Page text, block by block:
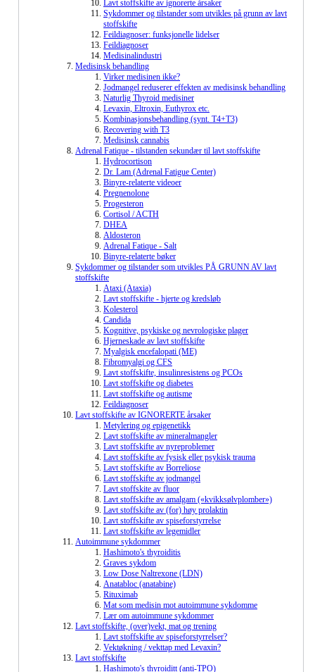
Lavt stoffskifte av ignorerte årsaker
Sykdommer og tilstander som utvikles på grunn av lavt
stoffskifte
Feildiagnoser: funksjonelle lidelser
Feildiagnoser
Medisinalindustri
Medisinsk behandling
Virker medisinen ikke?
Jodmangel reduserer effekten av medisinsk behandling
Naturlig Thyroid medisiner
Levaxin, Eltroxin, Euthyrox etc.
Kombinasjonsbehandling (synt. T4+T3)
Recovering with T3
Medisinsk cannabis
Adrenal Fatique - tilstanden sekundær til lavt stoffskifte
Hydrocortison
Dr. Lam (Adrenal Fatigue Center)
Binyre-relaterte videoer
Pregnenolone
Progesteron
Cortisol / ACTH
DHEA
Aldosteron
Adrenal Fatique - Salt
Binyre-relaterte bøker
Sykdommer og tilstander som utvikles PÅ GRUNN AV lavt
stoffskifte
Ataxi (Ataxia)
Lavt stoffskifte - hjerte og kredsløb
Kolesterol
Candida
Kognitive, psykiske og nevrologiske plager
Hjerneskade av lavt stoffskifte
Myalgisk encefalopati (ME)
Fibromyalgi og CFS
Lavt stoffskifte, insulinresistens og PCOs
Lavt stoffskifte og diabetes
Lavt stoffskifte og autisme
Feildiagnoser
Lavt stoffskifte av IGNORERTE årsaker
Metylering og epigenetikk
Lavt stoffskifte av mineralmangler
Lavt stoffskifte av nyreproblemer
Lavt stoffskifte av fysisk eller psykisk trauma
Lavt stoffskifte av Borreliose
Lavt stoffskifte av jodmangel
Lavt stoffskite av fluor
Lavt stoffskifte av amalgam («kvikksølvplomber»)
Lavt stoffskifte av (for) høy prolaktin
Lavt stoffskifte av spiseforstyrrelse
Lavt stoffskifte av legemidler
Autoimmune sykdommer
Hashimoto's thyroiditis
Graves sykdom
Low Dose Naltrexone (LDN)
Anatabloc (anatabine)
Rituximab
Mat som medisin mot autoimmune sykdomme
Lær om autoimmune sykdommer
Lavt stoffskifte, (over)vekt, mat og trening
Lavt stoffskifte av spiseforstyrrelser?
Vektøkning / vekttap med Levaxin?
Lavt stoffskifte
Hashimoto's thyroiditt (anti-TPO)